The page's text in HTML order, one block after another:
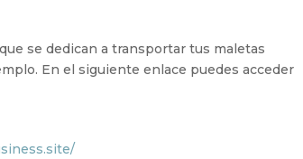
se dedican a transportar tus maletas
En el siguiente enlace puedes acceder